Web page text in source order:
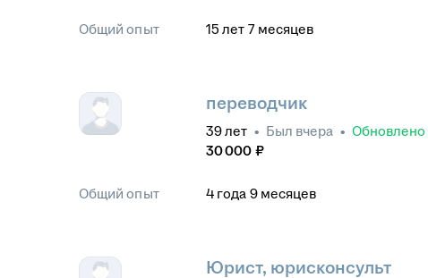
Общий опыт 15 лет 7 месяцев
переводчик
39лет • Был вчера • Обновлено
30 000 ₽
Общий опыт 4 года 9 месяцев
Юрист, юрисконсульт